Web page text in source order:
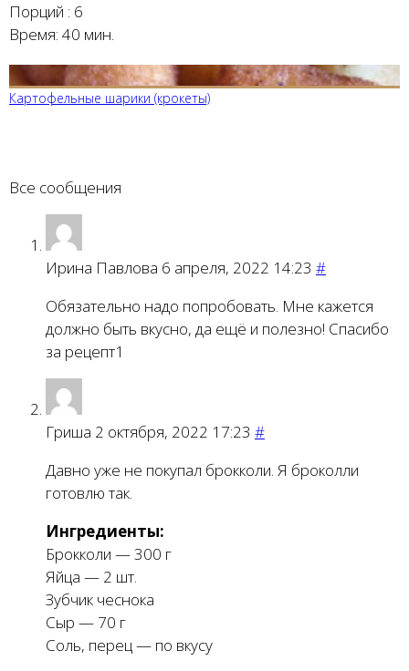
Порций : 6
Время: 40 мин.
Картофельные шарики (крокеты)
Все сообщения
Ирина Павлова 6 апреля, 2022 14:23 #
Обязательно надо попробовать. Мне кажется
должно быть вкусно, да ещё и полезно! Спасибо
за рецепт1
Гриша 2 октября, 2022 17:23 #
Давно уже не покупал брокколи. Я броколли
готовлю так.
Ингредиенты:
Брокколи — 300 г
Яйца — 2 шт.
Зубчик чеснока
Сыр — 70 г
Соль, перец — по вкусу